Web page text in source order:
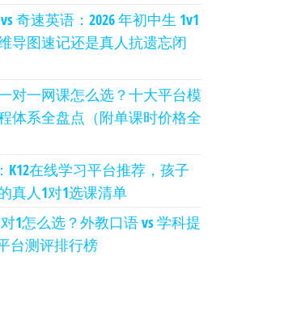
奇速英语：2026 年初中生 1v1
导图速记还是真人抗遗忘闭
对一网课怎么选？十大平台模
体系全盘点（附单课时价格全
K12在线学习平台推荐，孩子
真人1对1选课清单
1怎么选？外教口语 vs 学科提
台测评排行榜